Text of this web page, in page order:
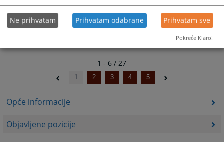
Opće informacije
Objavljene pozicije
1 - 6 / 27
1 2 3 4 5
Ne prihvatam Prihvatam odabrane Prihvatam sve
Pokreće Klaro!